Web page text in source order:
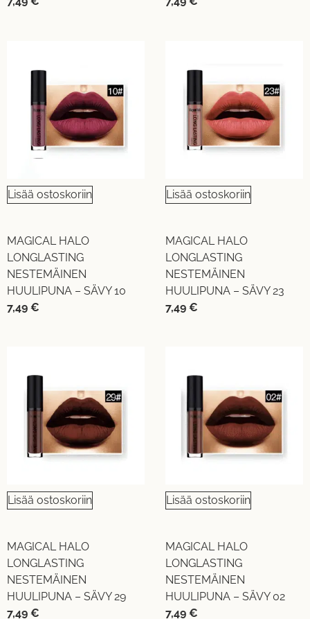
Lisää ostoskoriin
MAGICAL HALO
LONGLASTING
NESTEMÄINEN
HUULIPUNA – SÄVY 10
7,49 €
Lisää ostoskoriin
MAGICAL HALO
LONGLASTING
NESTEMÄINEN
HUULIPUNA – SÄVY 23
7,49 €
Lisää ostoskoriin
MAGICAL HALO
LONGLASTING
NESTEMÄINEN
HUULIPUNA – SÄVY 29
7,49 €
Lisää ostoskoriin
MAGICAL HALO
LONGLASTING
NESTEMÄINEN
HUULIPUNA – SÄVY 02
7,49 €